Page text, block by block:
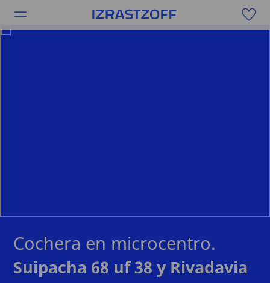
Cochera en microcentro.
Suipacha 68 uf 38 y Rivadavia